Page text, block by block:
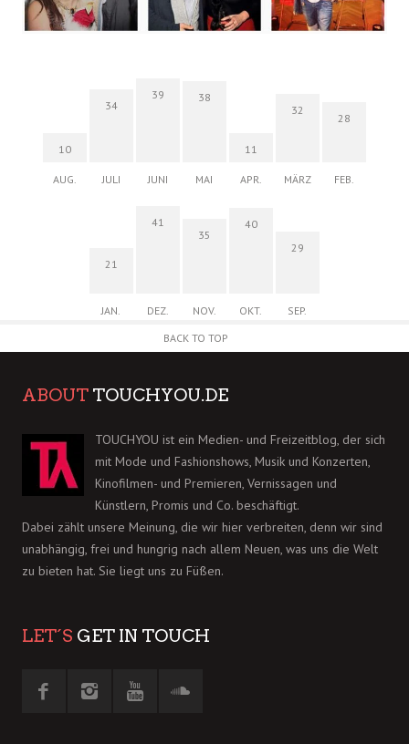
10
AUG.
34
JULI
39
JUNI
38
MAI
11
APR.
32
MÄRZ
28
FEB.
21
JAN.
41
DEZ.
35
NOV.
40
OKT.
29
SEP.
BACK TO TOP
ABOUT TOUCHYOU.DE
TOUCHYOU ist ein Medien- und Freizeitblog, der sich
mit Mode und Fashionshows, Musik und Konzerten,
Kinofilmen- und Premieren, Vernissagen und
Künstlern, Promis und Co. beschäftigt.
Dabei zählt unsere Meinung, die wir hier verbreiten, denn wir sind
unabhängig, frei und hungrig nach allem Neuen, was uns die Welt
zu bieten hat. Sie liegt uns zu Füßen.
LET´S GET IN TOUCH